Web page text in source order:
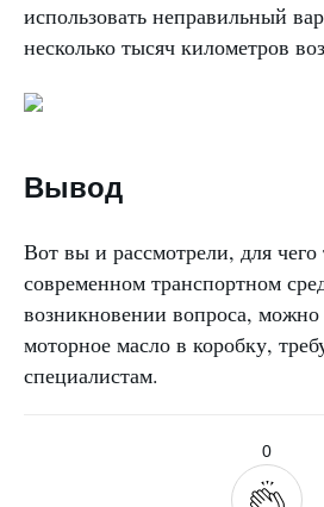
использовать неправильный
несколько тысяч километров
Вывод
Вот вы и рассмотрели, для чего
современном транспортном
возникновении вопроса, можно
моторное масло в коробку,
специалистам.
0